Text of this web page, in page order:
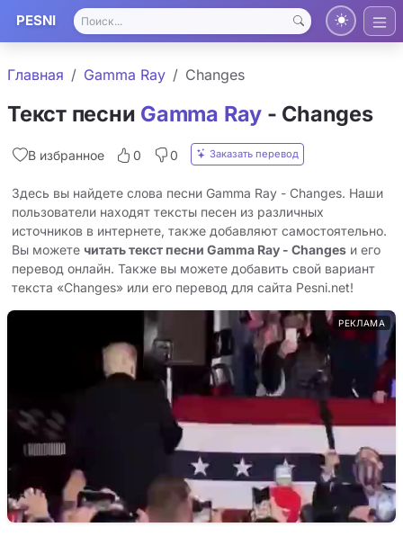
PESNI
Главная Gamma Ray Changes
Текст песни Gamma Ray - Changes
В избранное 0 0 Заказать перевод
Здесь вы найдете слова песни Gamma Ray - Changes. Наши
пользователи находят тексты песен из различных
источников в интернете, также добавляют самостоятельно.
Вы можете читать текст песни Gamma Ray - Changes и его
перевод онлайн. Также вы можете добавить свой вариант
текста «Changes» или его перевод для сайта Pesni.net!
РЕКЛАМА